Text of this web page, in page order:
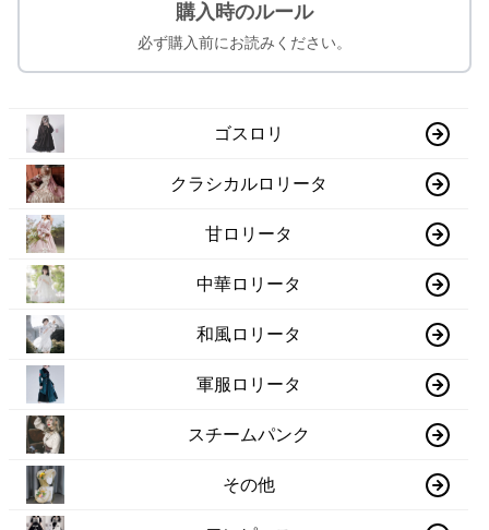
購入時のルール
必ず購入前にお読みください。
ゴスロリ
クラシカルロリータ
甘ロリータ
中華ロリータ
和風ロリータ
軍服ロリータ
スチームパンク
その他